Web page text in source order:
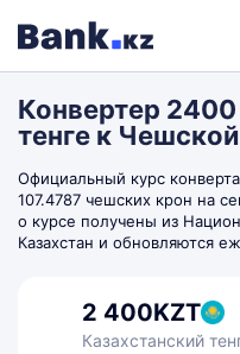
Конвертер
тенге к
Официальный курс
107.4787 чешских крон на
о курсе получены из
Казахстан и обновляются
2 400KZT
Казахстанский